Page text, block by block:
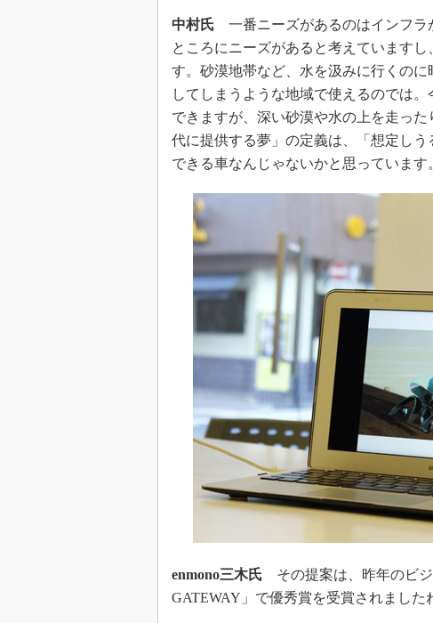
中村氏 一番ニーズがあるのはインフラ
ところにニーズがあると考えています
す。砂漠地帯など、水を汲みに行くの
してしまうような地域で使えるのでは
できますが、深い砂漠や水の上を走っ
代に提供する夢」の定義は、「想定し
できる車なんじゃないかと思っています
enmono三木氏 その提案は、昨年のビ
GATEWAY」で優秀賞を受賞されました